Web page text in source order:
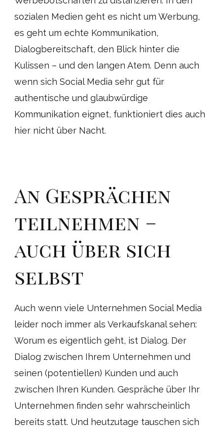
sozialen Medien geht es nicht um Werbung,
es geht um echte Kommunikation,
Dialogbereitschaft, den Blick hinter die
Kulissen – und den langen Atem. Denn auch
wenn sich Social Media sehr gut für
authentische und glaubwürdige
Kommunikation eignet, funktioniert dies auch
hier nicht über Nacht.
An Gesprächen
teilnehmen –
auch über sich
selbst
Auch wenn viele Unternehmen Social Media
leider noch immer als Verkaufskanal sehen:
Worum es eigentlich geht, ist Dialog. Der
Dialog zwischen Ihrem Unternehmen und
seinen (potentiellen) Kunden und auch
zwischen Ihren Kunden. Gespräche über Ihr
Unternehmen finden sehr wahrscheinlich
bereits statt. Und heutzutage tauschen sich